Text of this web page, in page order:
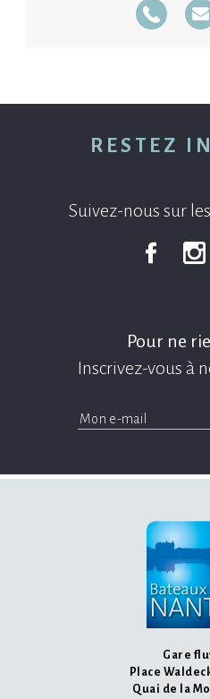
Téléphone
02 40 14
RESTEZ
Suivez-nous sur
Facebook
Pour ne
Inscrivez-vous à
Gare
Place
Quai de la